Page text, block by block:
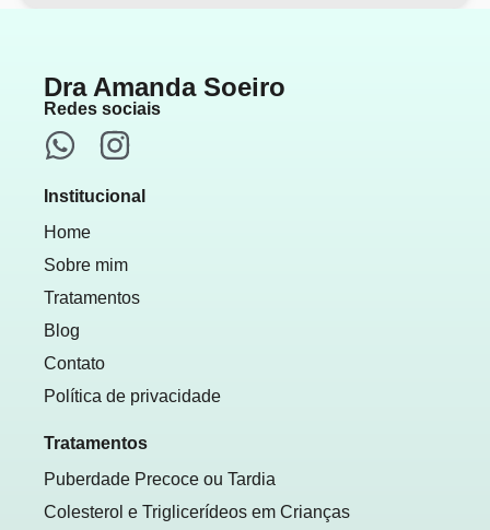
Dra Amanda Soeiro
Redes sociais
Institucional
Home
Sobre mim
Tratamentos
Blog
Contato
Política de privacidade
Tratamentos
Puberdade Precoce ou Tardia
Colesterol e Triglicerídeos em Crianças